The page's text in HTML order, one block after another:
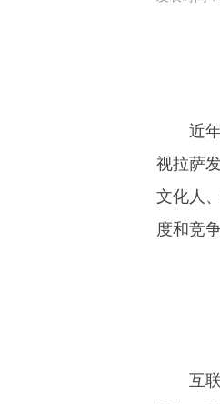
近
视拉萨
文化人
度和竞争
互